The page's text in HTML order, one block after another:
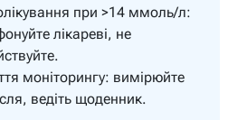
при >14 ммоль/л:
лікареві, не
моніторингу: вимірюйте
ведіть щоденник.